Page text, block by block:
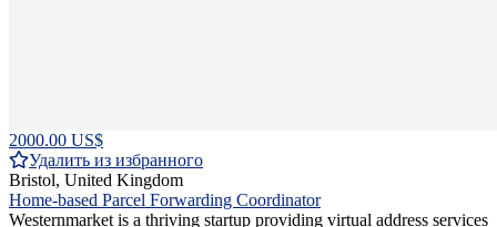
2000.00 US$
Удалить из избранного
Bristol, United Kingdom
Home-based Parcel Forwarding Coordinator
Westernmarket is a thriving startup providing virtual address services